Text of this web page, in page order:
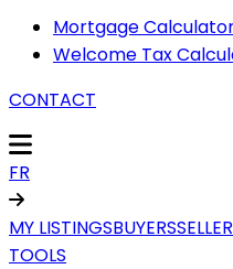
Mortgage
Welcome Tax
CONTACT
FR
MY LISTINGSBUYERS
TOOLS